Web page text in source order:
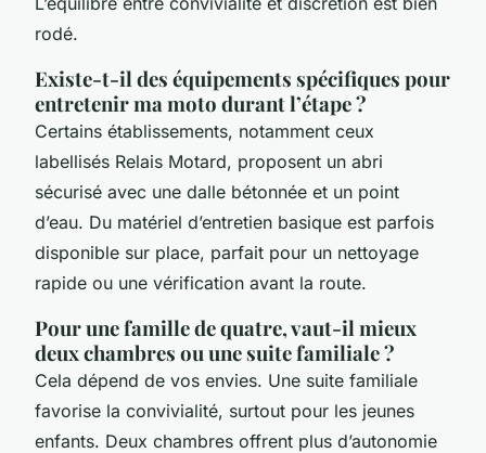
rodé.
Existe-t-il des équipements spécifiques pour
entretenir ma moto durant l’étape ?
Certains établissements, notamment ceux
labellisés Relais Motard, proposent un abri
sécurisé avec une dalle bétonnée et un point
d’eau. Du matériel d’entretien basique est parfois
disponible sur place, parfait pour un nettoyage
rapide ou une vérification avant la route.
Pour une famille de quatre, vaut-il mieux
deux chambres ou une suite familiale ?
Cela dépend de vos envies. Une suite familiale
favorise la convivialité, surtout pour les jeunes
enfants. Deux chambres offrent plus d’autonomie